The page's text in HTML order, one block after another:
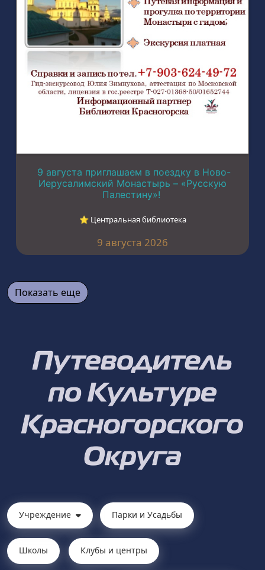
9 августа приглашаем в поездку в Ново-
Иерусалимский Монастырь – «Русскую
Палестину»!
⭐︎ Центральная библиотека
9 августа 2026
Показать еще
Учреждение Парки и Усадьбы
Школы Клубы и центры